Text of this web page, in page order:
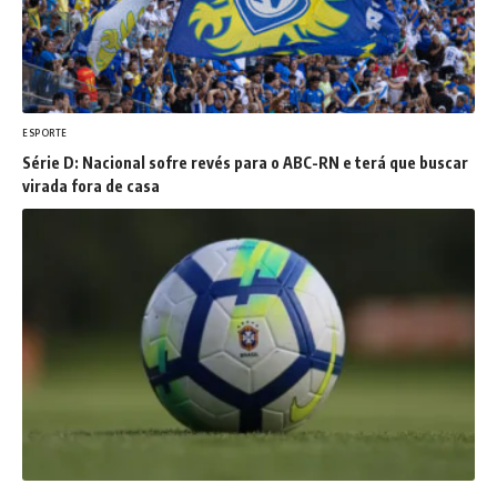
ESPORTE
Série D: Nacional sofre revés para o ABC-RN e terá que buscar
virada fora de casa